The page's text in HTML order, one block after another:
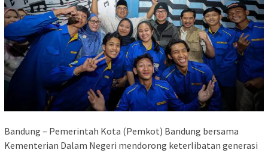
Bandung – Pemerintah Kota (Pemkot) Bandung bersama
Kementerian Dalam Negeri mendorong keterlibatan generasi